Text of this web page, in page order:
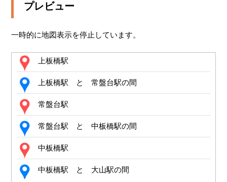
プレビュー
一時的に地図表示を停止しています。
上板橋駅
上板橋駅 と 常盤台駅の間
常盤台駅
常盤台駅 と 中板橋駅の間
中板橋駅
中板橋駅 と 大山駅の間